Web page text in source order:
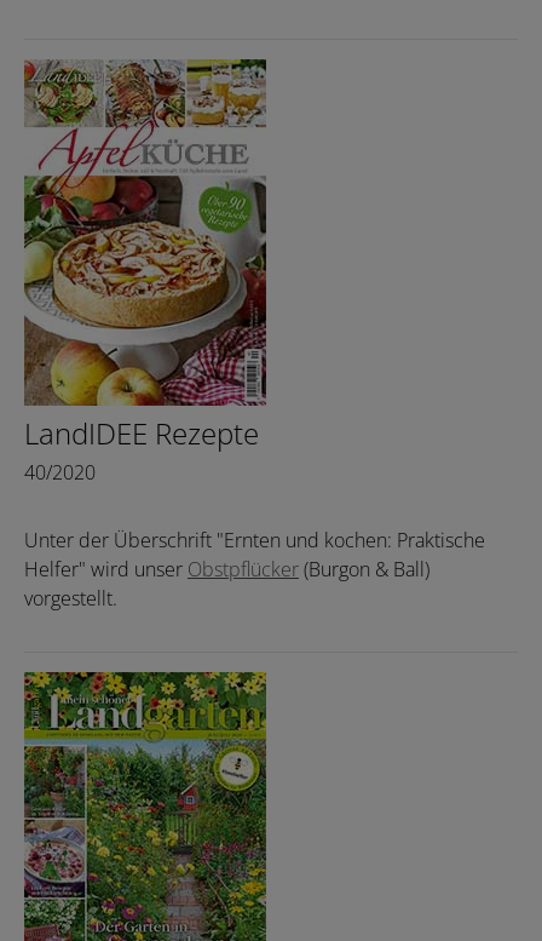
LandIDEE Rezepte
40/2020
Unter der Überschrift "Ernten und kochen: Praktische
Helfer" wird unser Obstpflücker(Burgon & Ball)
vorgestellt.